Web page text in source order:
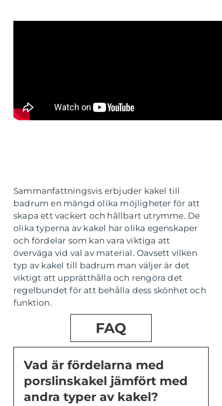
Sammanfattningsvis erbjuder kakel till
badrum en mängd olika möjligheter för att
skapa ett vackert och hållbart utrymme. De
olika typerna av kakel har olika egenskaper
och fördelar som kan vara viktiga att
överväga vid val av material. Oavsett vilken
typ av kakel till badrum man väljer är det
viktigt att upprätthålla och rengöra det
regelbundet för att behålla dess skönhet och
funktion.
FAQ
Vad är fördelarna med
porslinskakel jämfört med
andra typer av kakel?